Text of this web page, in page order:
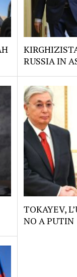
RUSSIA IN
TOKAYEV,
NO A PUTIN